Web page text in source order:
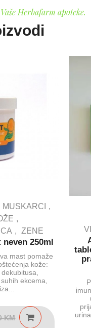
Herbafarm apoteke.
MUSKARCI
ZENE
250ml
mast pomaže
kože:
ekcema,
KMIzvorna
Trenutna